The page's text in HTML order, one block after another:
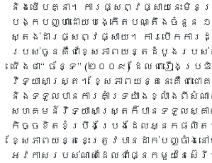
និងថើបគ្នា។ ការផ្សព្វផ្សាយនេះមិ
បង្កបញ្ហាដោយបង្កើតបណ្តឹងចំនួន ១២
ស្តង់ដារផ្សព្វផ្សាយ។ ការបើកការ
របស់ចូនគឺជាខ្សែភាពយន្តដំបូងរបស់គ
ជើងថា“ ច័ន្ទ” (២០០៩) ដែលជារឿងប្រ
វិទ្យាសាស្ត្រ។ ខ្សែភាពយន្តនេះគឺជ
និងទទួលបានការគាំទ្រយ៉ាងខ្លាំងពីសំណ
សហគមន៍វិទ្យាសាស្ត្រក៏បានទទួលស្គា
កិច្ចខិតខំប្រឹងប្រែងដែលអ្នកផលិត
ខ្សែភាពយន្តនេះត្រូវបានដាក់បញ្ចាំ
អវកាសរបស់ណាសាដែលជាផ្នែកមួយនៃស៊េ